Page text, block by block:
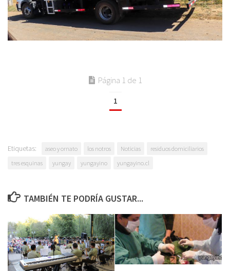
Página 1 de 1
1
Etiquetas: aseo y ornato los notros Noticias
residuos domiciliarios
tres esquinas
yungay yungayino yungayino.cl
TAMBIÉN TE PODRÍA GUSTAR...